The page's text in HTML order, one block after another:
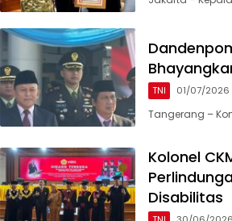
TNI 01/07/2026
Tangerang –
Kolonel
Disabilitas